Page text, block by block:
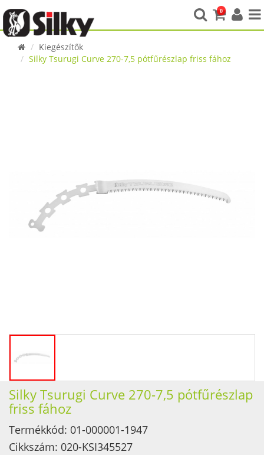
0
Kiegészítők
Silky Tsurugi Curve 270-7,5 pótfűrészlap friss fához
Silky Tsurugi Curve 270-7,5 pótfűrészlap
friss fához
Termékkód: 01-000001-1947
Cikkszám: 020-KSI345527